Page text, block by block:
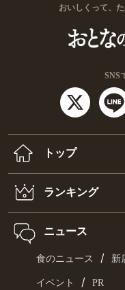
おいしくって、
SNS
トップ
ランキング
ニュース
食のニュース / 新
イベント / PR